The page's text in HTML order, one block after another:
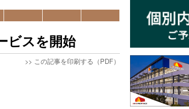
ビスを開始
>> この記事を印刷する（PDF）